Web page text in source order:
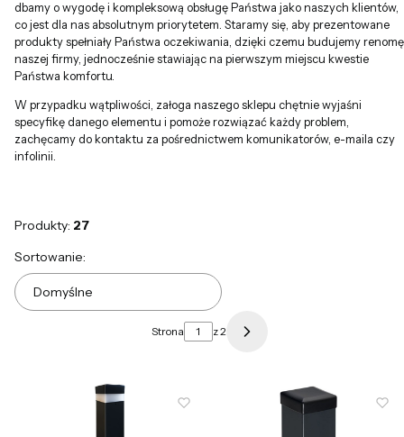
dbamy o wygodę i kompleksową obsługę Państwa jako naszych klientów,
co jest dla nas absolutnym priorytetem. Staramy się, aby prezentowane
produkty spełniały Państwa oczekiwania, dzięki czemu budujemy renomę
naszej firmy, jednocześnie stawiając na pierwszym miejscu kwestie
Państwa komfortu.
W przypadku wątpliwości, załoga naszego sklepu chętnie wyjaśni
specyfikę danego elementu i pomoże rozwiązać każdy problem,
zachęcamy do kontaktu za pośrednictwem komunikatorów, e-maila czy
infolinii.
Produkty: 27
Lista produktów
Sortowanie:
Domyślne
Strona z 2 Następne produkty